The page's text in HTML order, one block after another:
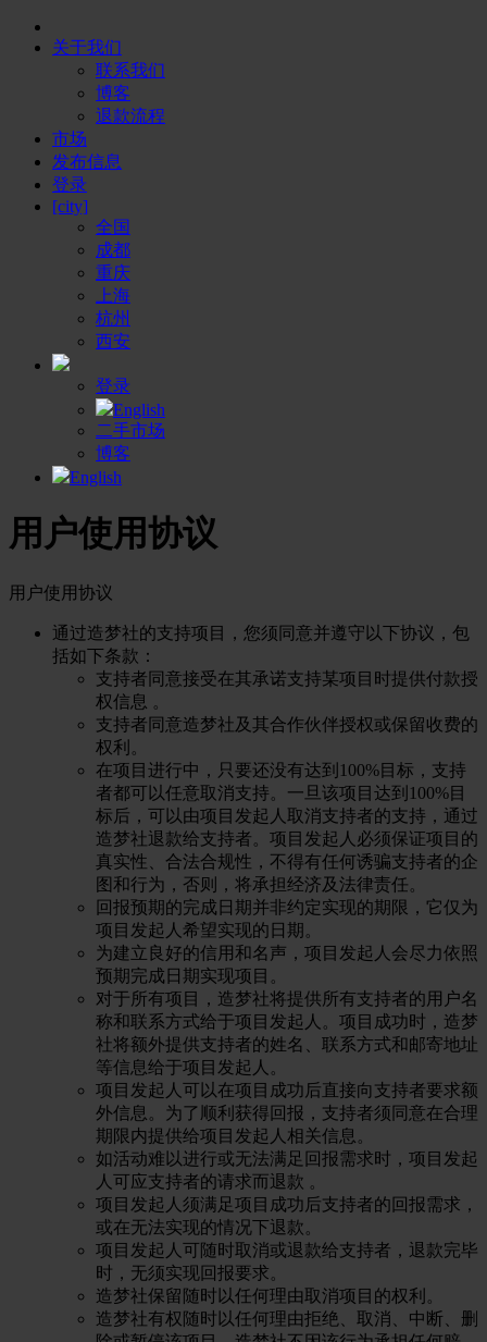
关于我们
联系我们
博客
退款流程
市场
发布信息
登录
[city]
全国
成都
重庆
上海
杭州
西安
登录
English
二手市场
博客
English
用户使用协议
用户使用协议
通过造梦社的支持项目，您须同意并遵守以下协议，包
括如下条款：
支持者同意接受在其承诺支持某项目时提供付款授
权信息 。
支持者同意造梦社及其合作伙伴授权或保留收费的
权利。
在项目进行中，只要还没有达到100%目标，支持
者都可以任意取消支持。一旦该项目达到100%目
标后，可以由项目发起人取消支持者的支持，通过
造梦社退款给支持者。项目发起人必须保证项目的
真实性、合法合规性，不得有任何诱骗支持者的企
图和行为，否则，将承担经济及法律责任。
回报预期的完成日期并非约定实现的期限，它仅为
项目发起人希望实现的日期。
为建立良好的信用和名声，项目发起人会尽力依照
预期完成日期实现项目。
对于所有项目，造梦社将提供所有支持者的用户名
称和联系方式给于项目发起人。项目成功时，造梦
社将额外提供支持者的姓名、联系方式和邮寄地址
等信息给于项目发起人。
项目发起人可以在项目成功后直接向支持者要求额
外信息。为了顺利获得回报，支持者须同意在合理
期限内提供给项目发起人相关信息。
如活动难以进行或无法满足回报需求时，项目发起
人可应支持者的请求而退款 。
项目发起人须满足项目成功后支持者的回报需求，
或在无法实现的情况下退款。
项目发起人可随时取消或退款给支持者，退款完毕
时，无须实现回报要求。
造梦社保留随时以任何理由取消项目的权利。
造梦社有权随时以任何理由拒绝、取消、中断、删